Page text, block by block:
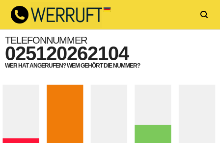
TELEFONNUMMER
025120262104
WER HAT ANGERUFEN? WEM GEHÖRT DIE NUMMER?